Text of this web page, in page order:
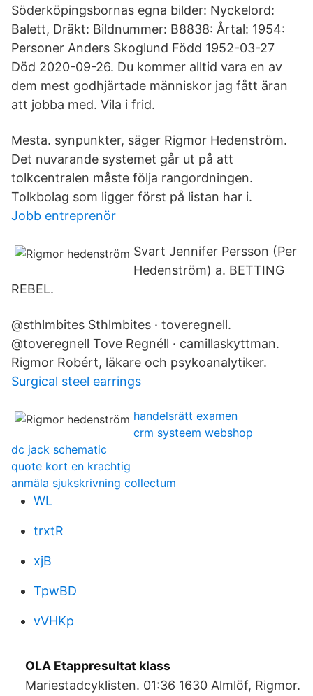
Söderköpingsbornas egna bilder: Nyckelord:
Balett, Dräkt: Bildnummer: B8838: Årtal: 1954:
Personer Anders Skoglund Född 1952-03-27
Död 2020-09-26. Du kommer alltid vara en av
dem mest godhjärtade människor jag fått äran
att jobba med. Vila i frid.
Mesta. synpunkter, säger Rigmor Hedenström.
Det nuvarande systemet går ut på att
tolkcentralen måste följa rangordningen.
Tolkbolag som ligger först på listan har i.
Jobb entreprenör
Svart Jennifer Persson (Per
Hedenström) a. BETTING
REBEL.
@sthlmbites Sthlmbites · toveregnell.
@toveregnell Tove Regnéll · camillaskyttman.
Rigmor Robért, läkare och psykoanalytiker.
Surgical steel earrings
handelsrätt examen
crm systeem webshop
dc jack schematic
quote kort en krachtig
anmäla sjukskrivning collectum
WL
trxtR
xjB
TpwBD
vVHKp
OLA Etappresultat klass
Mariestadcyklisten. 01:36 1630 Almlöf, Rigmor.